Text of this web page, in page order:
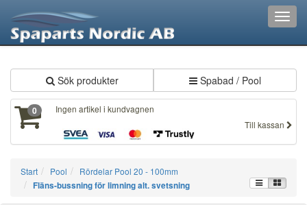
Sök produkter Spabad / Pool
0
Ingen artikel i kundvagnen
Till kassan
Start Pool
Rördelar Pool 20 - 100mm
Fläns-bussning för limning alt. svetsning